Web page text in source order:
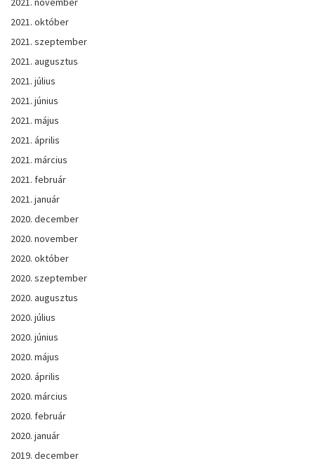
2021. október
2021. szeptember
2021. augusztus
2021. július
2021. június
2021. május
2021. április
2021. március
2021. február
2021. január
2020. december
2020. november
2020. október
2020. szeptember
2020. augusztus
2020. július
2020. június
2020. május
2020. április
2020. március
2020. február
2020. január
2019. december